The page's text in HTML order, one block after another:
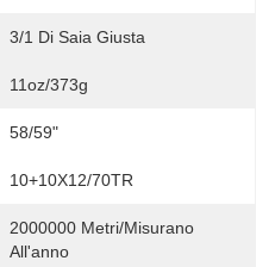
3/1 Di Saia Giusta
11oz/373g
58/59"
10+10X12/70TR
2000000 Metri/misurano
All'anno